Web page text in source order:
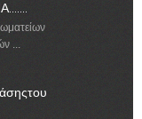
...